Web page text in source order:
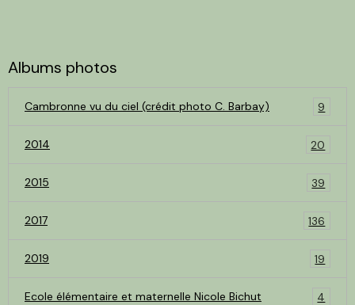
Albums photos
Cambronne vu du ciel (crédit photo C. Barbay) 9
2014 20
2015 39
2017 136
2019 19
Ecole élémentaire et maternelle Nicole Bichut 4